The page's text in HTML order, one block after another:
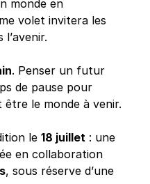
monde en
volet invitera les
. Penser un futur
de pause pour
le monde à venir.
le 18 juillet : une
en collaboration
, sous réserve d’une